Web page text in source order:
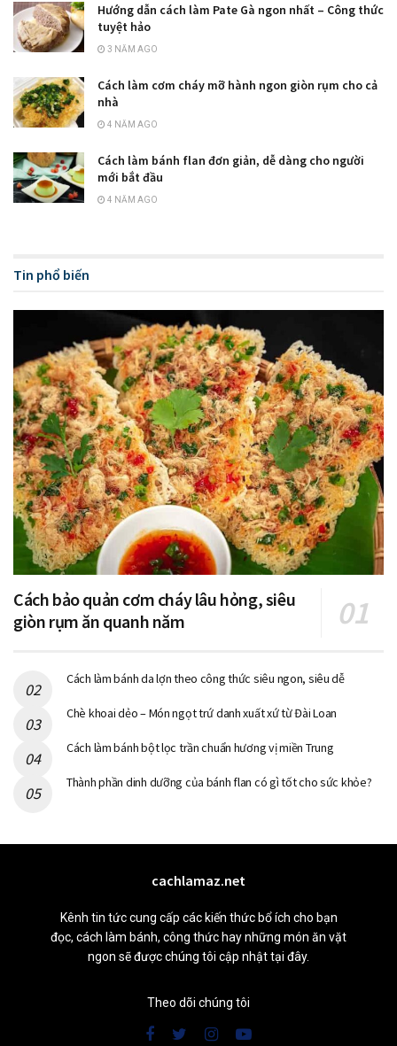
Hướng dẫn cách làm Pate Gà ngon nhất – Công thức
tuyệt hảo
3 NĂM AGO
Cách làm cơm cháy mỡ hành ngon giòn rụm cho cả
nhà
4 NĂM AGO
Cách làm bánh flan đơn giản, dễ dàng cho người
mới bắt đầu
4 NĂM AGO
Tin phổ biến
Cách bảo quản cơm cháy lâu hỏng, siêu
giòn rụm ăn quanh năm
Cách làm bánh da lợn theo công thức siêu ngon, siêu dễ
Chè khoai dẻo – Món ngọt trứ danh xuất xứ từ Đài Loan
Cách làm bánh bột lọc trần chuẩn hương vị miền Trung
Thành phần dinh dưỡng của bánh flan có gì tốt cho sức khỏe?
cachlamaz.net
Kênh tin tức cung cấp các kiến thức bổ ích cho bạn
đọc, cách làm bánh, công thức hay những món ăn vặt
ngon sẽ được chúng tôi cập nhật tại đây.
Theo dõi chúng tôi